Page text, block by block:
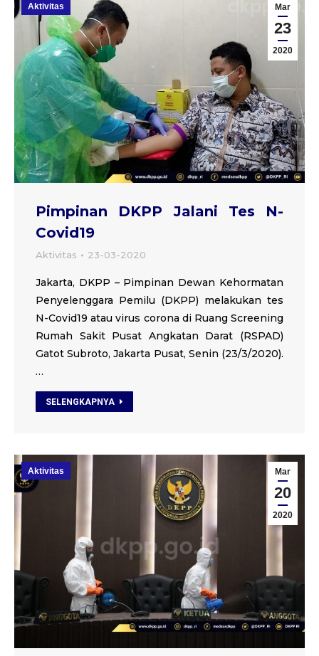
Mar
23
2020
Aktivitas
Pimpinan DKPP Jalani Tes N-
Covid19
Aktivitas 23-03-2020
Jakarta, DKPP – Pimpinan Dewan Kehormatan
Penyelenggara Pemilu (DKPP) melakukan tes
N-Covid19 atau virus corona di Ruang Screening
Rumah Sakit Pusat Angkatan Darat (RSPAD)
Gatot Subroto, Jakarta Pusat, Senin (23/3/2020).
…
SELENGKAPNYA
Mar
20
2020
Aktivitas